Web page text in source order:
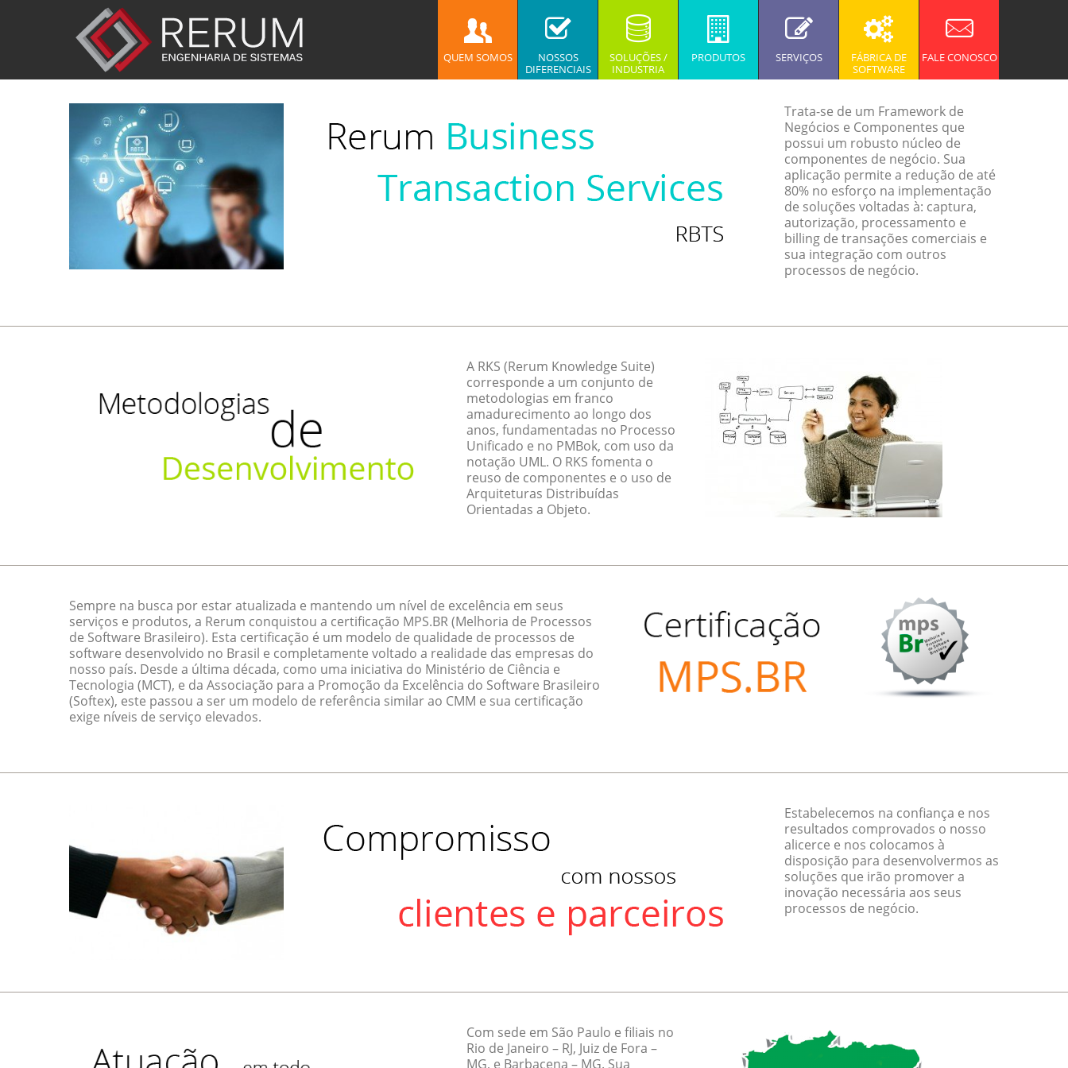
QUEM SOMOS
NOSSOS
DIFERENCIAIS
SOLUÇÕES /
INDUSTRIA
PRODUTOS SERVIÇOS
FÁBRICA DE
SOFTWARE
FALE CONOSCO
Trata-se de um Framework de
Negócios e Componentes que
possui um robusto núcleo de
componentes de negócio. Sua
aplicação permite a redução de até
80% no esforço na implementação
de soluções voltadas à: captura,
autorização, processamento e
billing de transações comerciais e
sua integração com outros
processos de negócio.
A RKS (Rerum Knowledge Suite)
corresponde a um conjunto de
metodologias em franco
amadurecimento ao longo dos
anos, fundamentadas no Processo
Unificado e no PMBok, com uso da
notação UML. O RKS fomenta o
reuso de componentes e o uso de
Arquiteturas Distribuídas
Orientadas a Objeto.
Sempre na busca por estar atualizada e mantendo um nível de excelência em seus
serviços e produtos, a Rerum conquistou a certificação MPS.BR (Melhoria de Processos
de Software Brasileiro). Esta certificação é um modelo de qualidade de processos de
software desenvolvido no Brasil e completamente voltado a realidade das empresas do
nosso país. Desde a última década, como uma iniciativa do Ministério de Ciência e
Tecnologia (MCT), e da Associação para a Promoção da Excelência do Software Brasileiro
(Softex), este passou a ser um modelo de referência similar ao CMM e sua certificação
exige níveis de serviço elevados.
Estabelecemos na confiança e nos
resultados comprovados o nosso
alicerce e nos colocamos à
disposição para desenvolvermos as
soluções que irão promover a
inovação necessária aos seus
processos de negócio.
Com sede em São Paulo e filiais no
Rio de Janeiro – RJ, Juiz de Fora –
MG, e Barbacena – MG. Sua